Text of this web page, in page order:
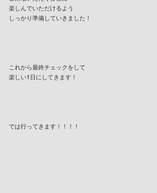
楽しんでいただけるよう
しっかり準備していきました！
これから最終チェックをして
楽しい1日にしてきます！
では行ってきます！！！！